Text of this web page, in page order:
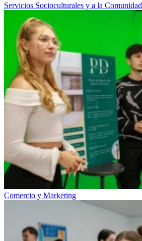
Servicios Socioculturales y a la Comunidad
Comercio y Marketing